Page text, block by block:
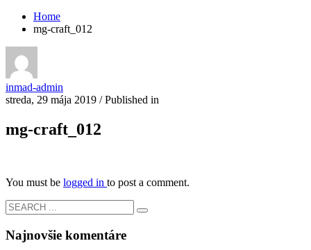
Home
mg-craft_012
inmad-admin
streda, 29 mája 2019 /Published in
mg-craft_012
You must be logged in to post a comment.
Najnovšie komentáre